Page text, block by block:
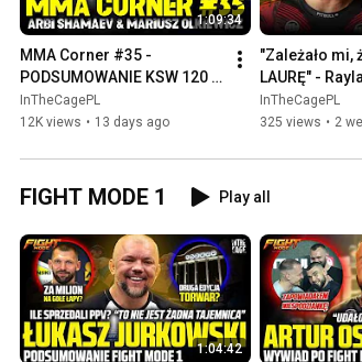
1:09:34
MMA Corner #35 -
PODSUMOWANIE KSW 120 |
SZPILKA vs DE FRIES?
RZEPECKI dowiezie debiut w
InTheCagePL
12K views • 13 days ago
"Zależało mi,
LAURĘ" -
poddaniu w
InTheCagePL
325 views • 2
FIGHT MODE 1 Play all
1:04:42